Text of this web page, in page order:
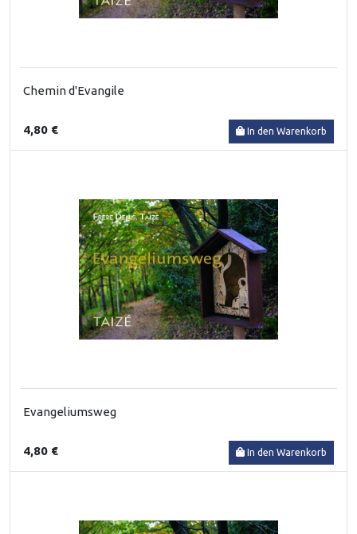
Chemin d'Evangile
4,80 € In den Warenkorb
Evangeliumsweg
4,80 € In den Warenkorb